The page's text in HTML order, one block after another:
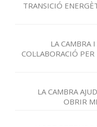
TRANSICIÓ
LA CAMBRA
COL·LABORACIÓ
LA CAMBRA
OBRIR